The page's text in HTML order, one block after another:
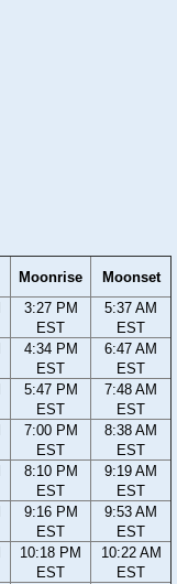
Moonrise
Moonset
3:27 PM
EST
5:37 AM
EST
4:34 PM
EST
6:47 AM
EST
5:47 PM
EST
7:48 AM
EST
7:00 PM
EST
8:38 AM
EST
8:10 PM
EST
9:19 AM
EST
9:16 PM
EST
9:53 AM
EST
10:18 PM
EST
10:22 AM
EST